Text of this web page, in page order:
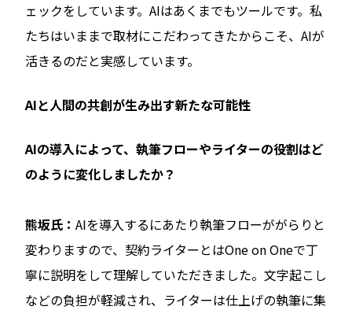
ェックをしています。AIはあくまでもツールです。私
たちはいままで取材にこだわってきたからこそ、AIが
活きるのだと実感しています。
AIと人間の共創が生み出す新たな可能性
――AIの導入によって、執筆フローやライターの役割はど
のように変化しましたか？
熊坂氏： AIを導入するにあたり執筆フローががらりと
変わりますので、契約ライターとはOne on Oneで丁
寧に説明をして理解していただきました。文字起こし
などの負担が軽減され、ライターは仕上げの執筆に集